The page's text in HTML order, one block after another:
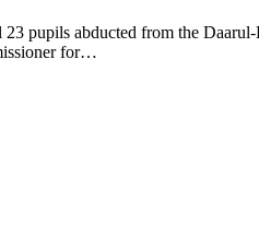
pupils abducted from the
for…